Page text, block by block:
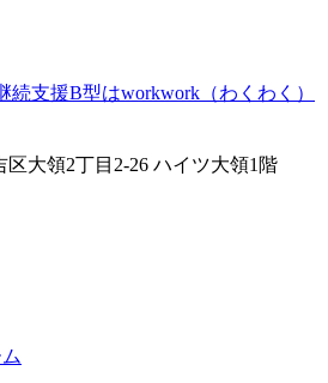
区大領2丁目2-26 ハイツ大領1階